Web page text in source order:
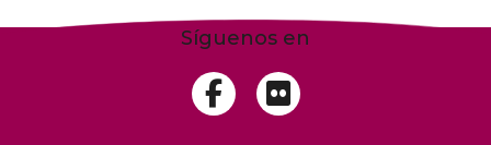
Síguenos en